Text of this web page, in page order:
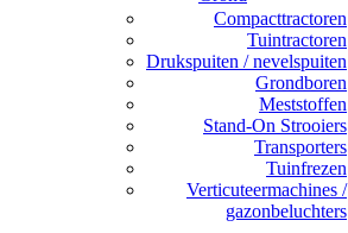
Compacttractoren
Tuintractoren
Drukspuiten / nevelspuiten
Grondboren
Meststoffen
Stand-On Strooiers
Transporters
Tuinfrezen
Verticuteermachines /
gazonbeluchters